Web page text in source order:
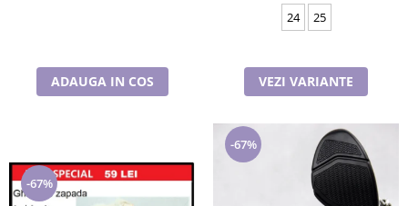
ADAUGA IN COS
24 25
VEZI VARIANTE
-67%
-67%